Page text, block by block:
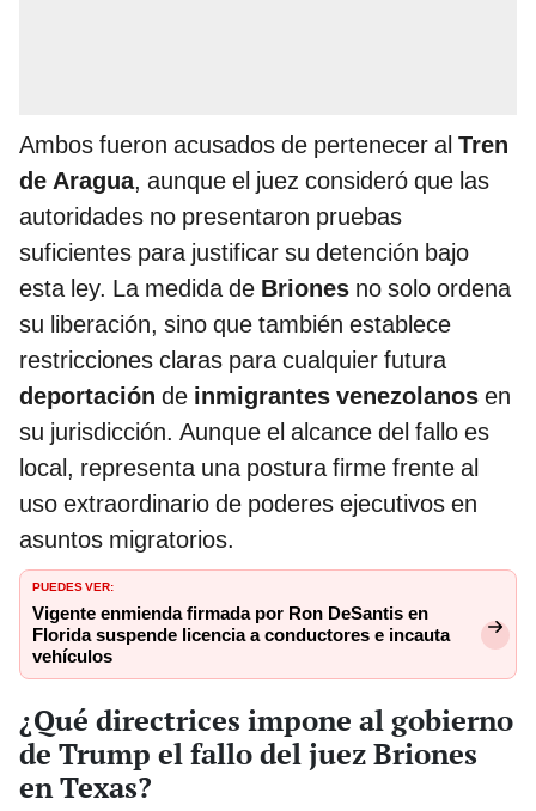
Ambos fueron acusados de pertenecer al Tren
de Aragua, aunque el juez consideró que las
autoridades no presentaron pruebas
suficientes para justificar su detención bajo
esta ley. La medida de Briones no solo ordena
su liberación, sino que también establece
restricciones claras para cualquier futura
deportación de inmigrantes venezolanos en
su jurisdicción. Aunque el alcance del fallo es
local, representa una postura firme frente al
uso extraordinario de poderes ejecutivos en
asuntos migratorios.
PUEDES VER:
Vigente enmienda firmada por Ron DeSantis en
Florida suspende licencia a conductores e incauta
vehículos
¿Qué directrices impone al gobierno
de Trump el fallo del juez Briones
en Texas?